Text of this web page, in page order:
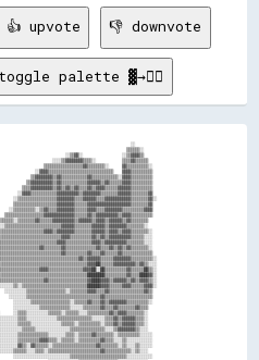
👍 upvote 👎 downvote
toggle palette ▓→✊🏽
▒▒▒▒▒▒░░
░░▒▒▓▓░░                  ░░▒▒▓▓▓▓▒▒
░░░░▒▒▓▓▓▓▓▓▓▓▒▒▒▒░░            ▒▒▒▒▓▓▒▒▒▒▒▒
▒▒▒▒▒▒▒▒▒▒▒▒▒▒▒▒▒▒▓▓▒▒▒▒▒▒▒▒░░      ▓▓▒▒▒▒▒▒▒▒▒▒░░
░░▓▓▓▓▒▒▒▒▒▒▒▒▒▒▒▒▒▒▒▒▒▒▒▒▒▒▒▒▒▒▒▒▒▒    ▓▓▓▓▒▒▒▒▒▒▒▒▒▒
▒▒▓▓▓▓▓▓▓▓▒▒▓▓▒▒▒▒▒▒▒▒▒▒▒▒▓▓▒▒▒▒▒▒▒▒▒▒▒▒░░▓▓▓▓▒▒▒▒▒▒▒▒▒▒
▒▒▓▓▓▓▓▓▓▓▓▓▒▒▓▓▒▒▒▒▒▒▒▒▒▒▒▒▓▓▓▓▓▓▒▒▓▓▒▒▒▒▒▒▓▓▓▓▒▒▒▒▒▒▒▒▒▒
▒▒▒▒▓▓▓▓▓▓▓▓▓▓▒▒▓▓▒▒▓▓▒▒▓▓▒▒▒▒▓▓▒▒▓▓▓▓▒▒▒▒▒▒▓▓▓▓▓▓▒▒▒▒▒▒▒▒▒▒
░░▓▓▓▓▒▒▒▒▒▒▒▒▒▒▒▒▓▓▓▓▓▓▓▓▓▓▒▒▓▓▓▓▓▓▓▓▒▒▒▒▒▒▒▒▓▓▓▓▓▓▒▒▒▒▒▒▒▒▓▓
░░▒▒▒▒▒▒▒▒▒▒▒▒▒▒▒▒▒▒▓▓▓▓▓▓▓▓▒▒▒▒▓▓▓▓▓▓▒▒▒▒▓▓▓▓▓▓▓▓▓▓▓▓▒▒▒▒▒▒▒▒▓▓░░
▒▒▒▒▒▒▒▒▒▒▒▒▒▒▒▒▒▒▒▒▓▓▓▓▓▓▓▓▒▒▒▒▒▒▓▓▓▓▓▓▓▓▓▓▓▓▓▓▓▓▓▓▓▓▒▒▒▒▒▒▒▒▓▓
░░▒▒▒▒▒▒▒▒▒▒░░▒▒▓▓▒▒▒▒▓▓▓▓▓▓▓▓▒▒▒▒▒▒▓▓▓▓▒▒▒▒▓▓▓▓▓▓▓▓▒▒▒▒▒▒▒▒▒▒▓▓▓▓
▒▒▒▒▒▒▒▒▒▒▒▒▒▒▒▒▒▒▓▓▓▓▓▓▓▓▓▓▓▓▓▓▒▒▒▒▒▒▓▓▒▒▓▓▓▓▓▓▓▓▓▓▒▒▓▓▓▓▒▒▒▒▒▒▒▒▒▒
░░░░░░░░▒▒▒▒▒▒▒▒▒▒▒▒▒▒▒▒▒▒▒▒▒▒▒▒▒▒▒▒▒▒▒▒▒▒▓▓▒▒▒▒▒▒▒▒▒▒▒▒▒▒▒▒▒▒▒▒▒▒
░░░░░░░░▒▒▒▒▒▒▒▒▒▒▒▒▒▒▒▒▒▒░░▒▒▒▒▒▒▓▓▒▒▒▒▓▓▒▒▓▓▓▓▓▓▓▓▒▒▒▒▒▒▒▒▒▒░░
░░░░░░░░░░░░▒▒▒▒▒▒▒▒▒▒▒▒▒▒░░░░░░▒▒▒▒▒▒▒▒▓▓▒▒▒▒▓▓▒▒▒▒▒▒▒▒▓▓▒▒▒▒
░░▒▒▒▒░░░░░░░░░░▒▒▒▒▒▒░░▒▒▒▒▒▒░░░░▒▒▒▒▒▒▒▒▒▒▓▓▒▒▓▓▓▓▒▒▒▒▒▒▒▒░░
░░░░░░░░░░░░░░░░░░░░░░░░░░▒▒▒▒▒▒▒▒▒▒▒▒▒▒▒▒▒▒▒▒▒▒▒▒▒▒░░░░░░░░░░░░